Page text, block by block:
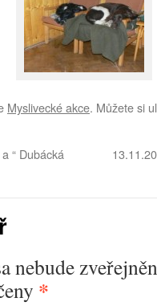
Myslivecké akce. Můžete si
“ Dubácká
nebude
*